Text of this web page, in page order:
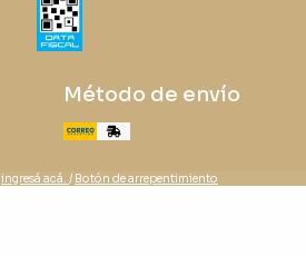
Método de envío
ingresá acá. / Botón de arrepentimiento